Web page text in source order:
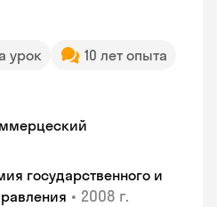
урок
10 лет опыта
государственного и
• 2008 г.